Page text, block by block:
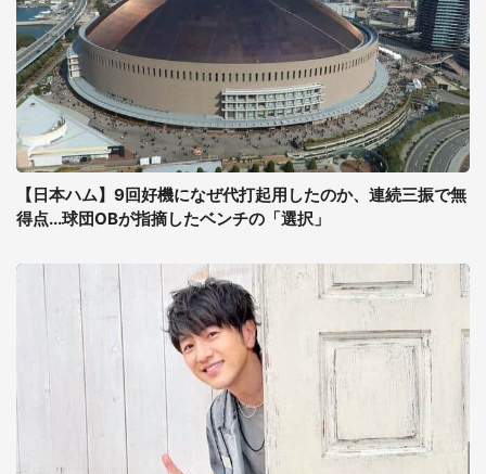
【日本ハム】9回好機になぜ代打起用したのか、連続三振で無
得点...球団OBが指摘したベンチの「選択」